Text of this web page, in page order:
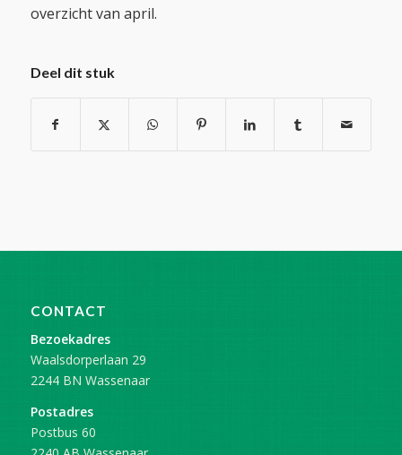
overzicht van april.
Deel dit stuk
CONTACT
Bezoekadres
Waalsdorperlaan 29
2244 BN Wassenaar
Postadres
Postbus 60